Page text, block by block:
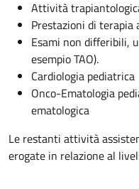
Attività
Prestazioni di terapia
Esami non differibili,
esempio TAO).
Cardiologia pediatrica
Onco-Ematologia
ematologica
Le restanti attività
erogate in relazione al